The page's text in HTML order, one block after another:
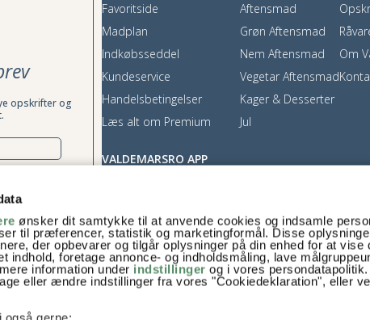
ønsker dit samtykke til at anvende cookies og indsamle
til præferencer, statistik og marketingformål. Disse
der opbevarer og tilgår oplysninger på din enhed for at vise
indhold, foretage annonce- og indholdsmåling, lave
information under indstillinger og i vores
eller ændre indstillinger fra vores "Cookiedeklaration", eller
opskrifter og
trækkes tilbage,
Favoritside
Madplan
Indkøbsseddel
Kundeservice
Handelsbetingelser
Læs alt om Premium
Aftensmad
Grøn Aftensmad
Nem Aftensmad
Vegetar Aftensmad
Kager & Desserter
Jul
Om
VALDEMARSRO APP